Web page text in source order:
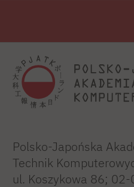
Polsko-Japońska
Technik
ul. Koszykowa 86;